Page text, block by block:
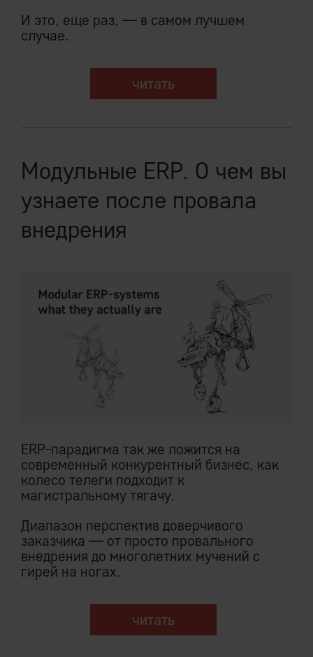
И это, еще раз, — в самом лучшем
случае.
читать
Модульные ERP. О чем вы
узнаете после провала
внедрения
ERP-парадигма так же ложится на
современный конкурентный бизнес, как
колесо телеги подходит к
магистральному тягачу.
Диапазон перспектив доверчивого
заказчика — от просто провального
внедрения до многолетних мучений с
гирей на ногах.
читать